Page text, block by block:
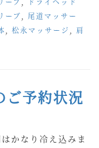
ーブ
尾道マッサー
松永マッサージ
肩
予約状況
かなり冷え込みま